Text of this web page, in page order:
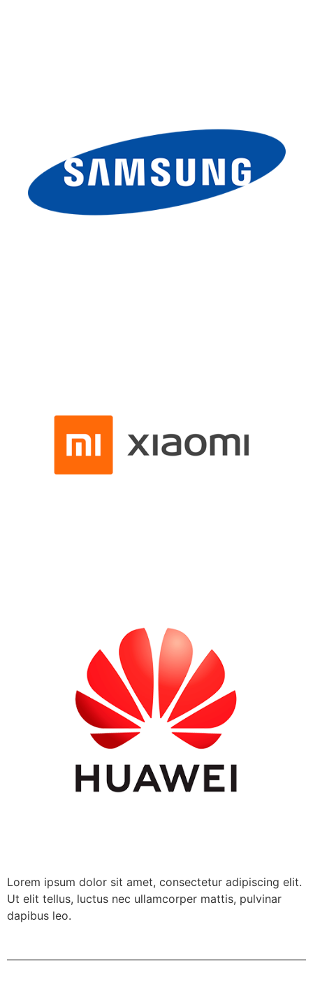
Lorem ipsum dolor sit amet, consectetur adipiscing elit.
Ut elit tellus, luctus nec ullamcorper mattis, pulvinar
dapibus leo.